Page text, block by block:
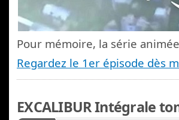
Pour mémoire, la série
Regardez le 1er épisode dès
EXCALIBUR Intégrale